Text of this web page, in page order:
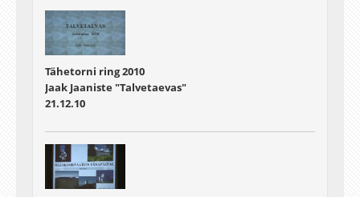
Tähetorni ring 2010
Jaak Jaaniste "Talvetaevas"
21.12.10